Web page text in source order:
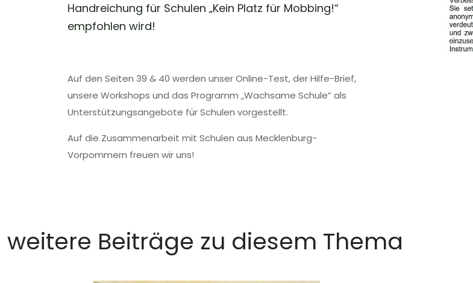
Handreichung für Schulen „Kein Platz für Mobbing!“
empfohlen wird!
Auf den Seiten 39 & 40 werden unser Online-Test, der Hilfe-Brief,
unsere Workshops und das Programm „Wachsame Schule“ als
Unterstützungsangebote für Schulen vorgestellt.
Auf die Zusammenarbeit mit Schulen aus Mecklenburg-
Vorpommern freuen wir uns!
weitere Beiträge zu diesem Thema